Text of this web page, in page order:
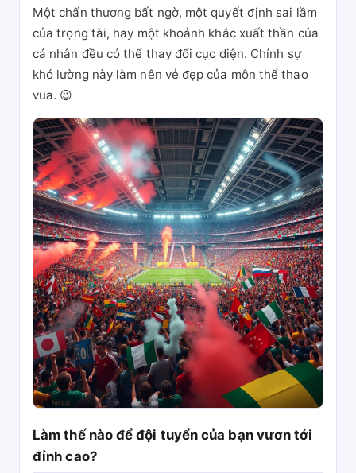
Một chấn thương bất ngờ, một quyết định sai lầm
của trọng tài, hay một khoảnh khắc xuất thần của
cá nhân đều có thể thay đổi cục diện. Chính sự
khó lường này làm nên vẻ đẹp của môn thể thao
vua. 😉
Làm thế nào để đội tuyển của bạn vươn tới
đỉnh cao?